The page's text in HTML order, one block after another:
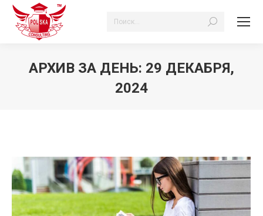
Поиск:
АРХИВ ЗА ДЕНЬ: 29 ДЕКАБРЯ,
2024